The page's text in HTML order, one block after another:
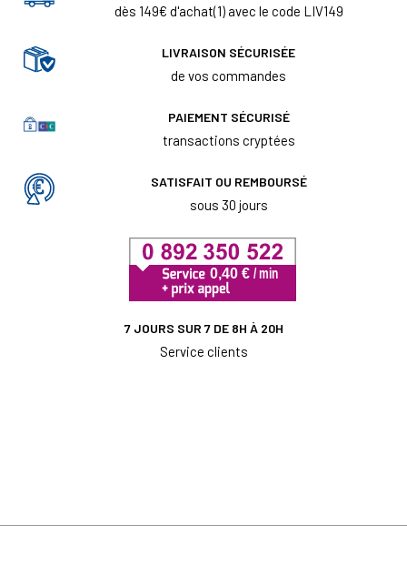
dès 149€ d'achat(1) avec le code LIV149
LIVRAISON SÉCURISÉE
de vos commandes
PAIEMENT SÉCURISÉ
transactions cryptées
SATISFAIT OU REMBOURSÉ
sous 30 jours
7 JOURS SUR 7 DE 8H À 20H
Service clients